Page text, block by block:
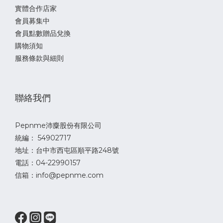
實體合作店家
會員募集中
會員點數贈品兌換
購物須知
服務條款與細則
聯絡我們
Pepnme沛麋股份有限公司
統編： 54902717
地址：台中市西屯區順平路248號
電話：04-22990157
信箱：info@pepnme.com